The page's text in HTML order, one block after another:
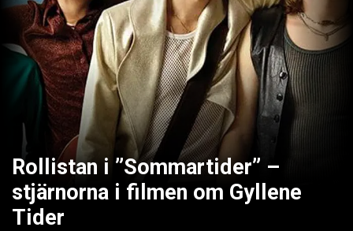
Rollistan i ”Sommartider” –
stjärnorna i filmen om Gyllene
Tider